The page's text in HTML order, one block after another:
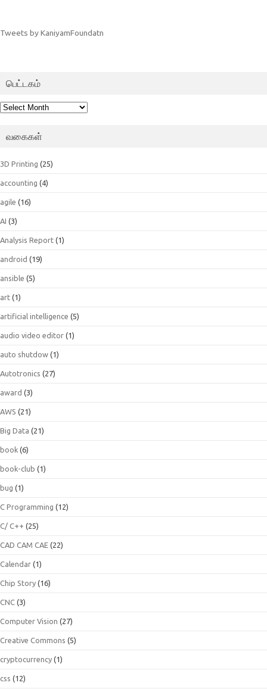
Tweets by KaniyamFoundatn
பெட்டகம்
பெட்டகம்
வகைகள்
3D Printing (25)
accounting (4)
agile (16)
AI (3)
Analysis Report (1)
android (19)
ansible (5)
art (1)
artificial intelligence (5)
audio video editor (1)
auto shutdow (1)
Autotronics (27)
award (3)
AWS (21)
Big Data (21)
book (6)
book-club (1)
bug (1)
C Programming (12)
C/ C++ (25)
CAD CAM CAE (22)
Calendar (1)
Chip Story (16)
CNC (3)
Computer Vision (27)
Creative Commons (5)
cryptocurrency (1)
css (12)